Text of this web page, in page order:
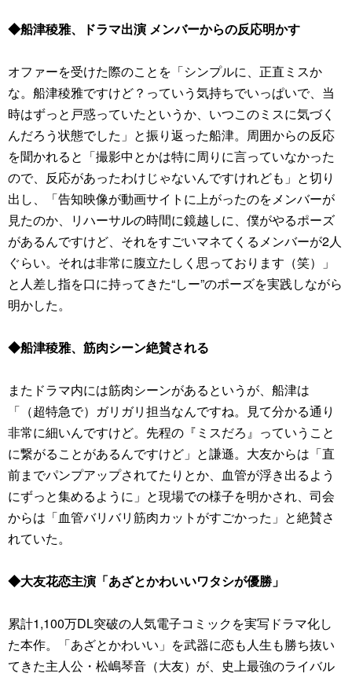
◆船津稜雅、ドラマ出演 メンバーからの反応明かす
オファーを受けた際のことを「シンプルに、正直ミスか
な。船津稜雅ですけど？っていう気持ちでいっぱいで、当
時はずっと戸惑っていたというか、いつこのミスに気づく
んだろう状態でした」と振り返った船津。周囲からの反応
を聞かれると「撮影中とかは特に周りに言っていなかった
ので、反応があったわけじゃないんですけれども」と切り
出し、「告知映像が動画サイトに上がったのをメンバーが
見たのか、リハーサルの時間に鏡越しに、僕がやるポーズ
があるんですけど、それをすごいマネてくるメンバーが2人
ぐらい。それは非常に腹立たしく思っております（笑）」
と人差し指を口に持ってきた“しー”のポーズを実践しながら
明かした。
◆船津稜雅、筋肉シーン絶賛される
またドラマ内には筋肉シーンがあるというが、船津は
「（超特急で）ガリガリ担当なんですね。見て分かる通り
非常に細いんですけど。先程の『ミスだろ』っていうこと
に繋がることがあるんですけど」と謙遜。大友からは「直
前までパンプアップされてたりとか、血管が浮き出るよう
にずっと集めるように」と現場での様子を明かされ、司会
からは「血管バリバリ筋肉カットがすごかった」と絶賛さ
れていた。
◆大友花恋主演「あざとかわいいワタシが優勝」
累計1,100万DL突破の人気電子コミックを実写ドラマ化し
た本作。「あざとかわいい」を武器に恋も人生も勝ち抜い
てきた主人公・松嶋琴音（大友）が、史上最強のライバル